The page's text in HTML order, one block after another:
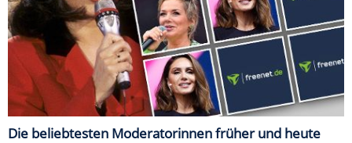
Die beliebtesten Moderatorinnen früher und heute